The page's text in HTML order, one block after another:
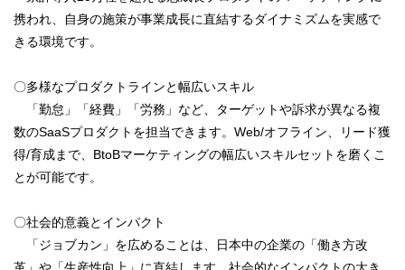
携われ、自身の施策が事業成長に直結するダイナミズムを実感で
きる環境です。
〇多様なプロダクトラインと幅広いスキル
「勤怠」「経費」「労務」など、ターゲットや訴求が異なる複
数のSaaSプロダクトを担当できます。Web/オフライン、リード獲
得/育成まで、BtoBマーケティングの幅広いスキルセットを磨くこ
とが可能です。
〇社会的意義とインパクト
「ジョブカン」を広めることは、日本中の企業の「働き方改
革」や「生産性向上」に直結します。社会的なインパクトの大き